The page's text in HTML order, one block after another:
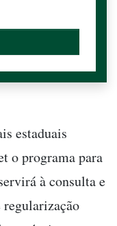
estaduais
o programa para
à consulta e
regularização